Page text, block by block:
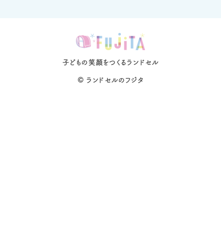
子どもの笑顔をつくるランドセル
© ランドセルのフジタ